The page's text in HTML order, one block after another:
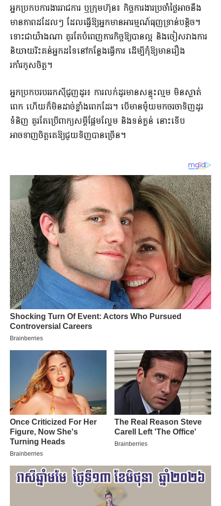
អ្នកប្រកបការងាររាជការ ឬក្រុមហ៊ុន៖ កិច្ចការងារប្រចាំថ្ងៃអាចនឹង
មានភាពដដែលៗ ដែលធ្វើឱ្យអ្នកមានអារម្មណ៍ធុញទ្រាន់បន្តិច។
ទោះជាយ៉ាងណា គួរតែបំពេញភារកិច្ចឱ្យបានល្អ និងចៀសវាងការ
និយាយរិះគន់អ្នកដទៃនៅកន្លែងធ្វើការ ដើម្បីកុំឱ្យមានរឿង
រកាំរកូសចិត្ត។
អ្នកប្រកបរបររកស៊ីជួញដូរ៖ ការលក់ដូរមានសន្ទុះល្មម មិនស្ងាត់
ពេក ហើយក៏មិនដាច់ខ្លាំងពេកដែរ។ បើមានម៉ូយមកចរចាទិញដូរ
ទំនិញ គួរតែប្រើពាក្យសម្តីផ្អែមល្ហែម និងទន់ភ្លន់ នោះទើប
អាចទាញចិត្តគេឱ្យជួយទិញបានច្រើន។